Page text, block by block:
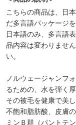
こちらの商品は、日
だ多言語パッケージ
日本語のみ、多言語
品内容は変わりませ
い。
ノルウェージャンフ
るための、水を弾く
その被毛を健康で美
不飽和脂肪酸、皮膚
ミンＢ群（パントテ